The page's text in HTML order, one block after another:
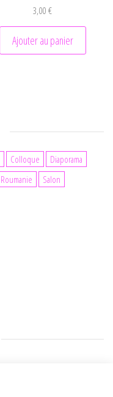
3,00€
Ajouter au panier
Colloque
Diaporama
Roumanie
Salon